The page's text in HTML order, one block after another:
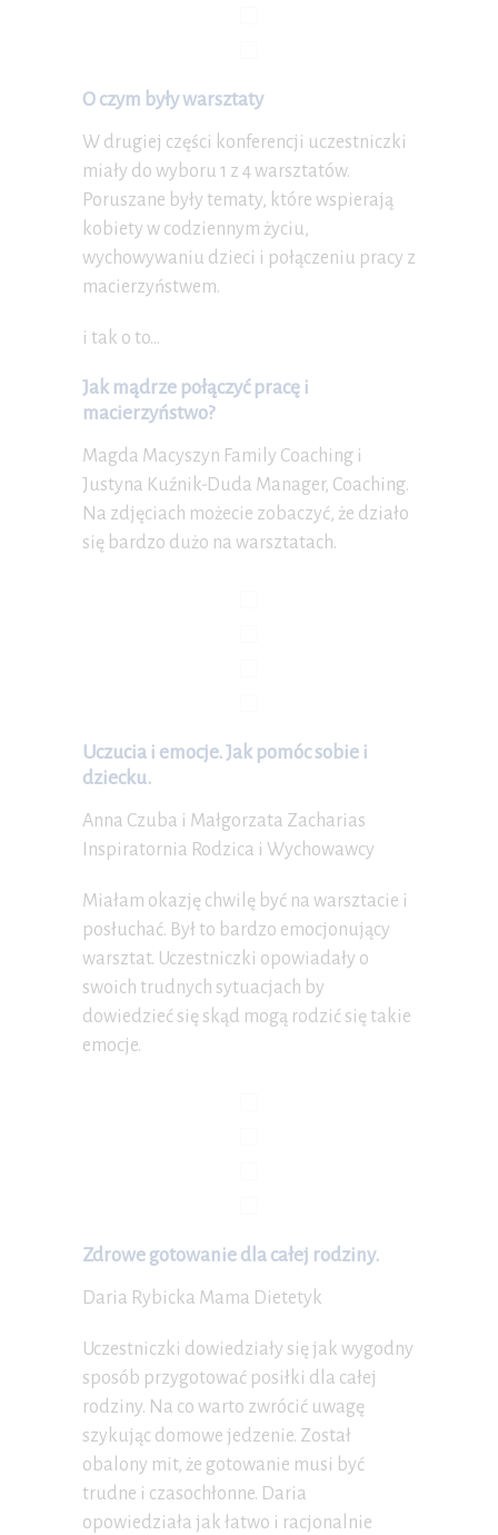
O czym były warsztaty
W drugiej części konferencji uczestniczki
miały do wyboru 1 z 4 warsztatów.
Poruszane były tematy, które wspierają
kobiety w codziennym życiu,
wychowywaniu dzieci i połączeniu pracy z
macierzyństwem.
i tak o to…
Jak mądrze połączyć pracę i
macierzyństwo?
Magda Macyszyn Family Coaching i
Justyna Kuźnik-Duda Manager, Coaching.
Na zdjęciach możecie zobaczyć, że działo
się bardzo dużo na warsztatach.
Uczucia i emocje. Jak pomóc sobie i
dziecku.
Anna Czuba i Małgorzata Zacharias
Inspiratornia Rodzica i Wychowawcy
Miałam okazję chwilę być na warsztacie i
posłuchać. Był to bardzo emocjonujący
warsztat. Uczestniczki opowiadały o
swoich trudnych sytuacjach by
dowiedzieć się skąd mogą rodzić się takie
emocje.
Zdrowe gotowanie dla całej rodziny.
Daria Rybicka Mama Dietetyk
Uczestniczki dowiedziały się jak wygodny
sposób przygotować posiłki dla całej
rodziny. Na co warto zwrócić uwagę
szykując domowe jedzenie. Został
obalony mit, że gotowanie musi być
trudne i czasochłonne. Daria
opowiedziała jak łatwo i racjonalnie